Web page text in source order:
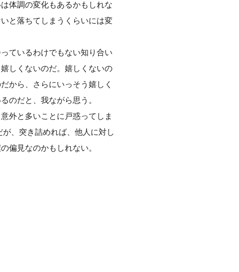
体調の変化もあるかもしれな
と落ちてしまうくらいには変
ているわけでもない知り合い
しくないのだ。嬉しくないの
から、さらにいっそう嬉しく
のだと、我ながら思う。
外と多いことに戸惑ってしま
、突き詰めれば、他人に対し
偏見なのかもしれない。